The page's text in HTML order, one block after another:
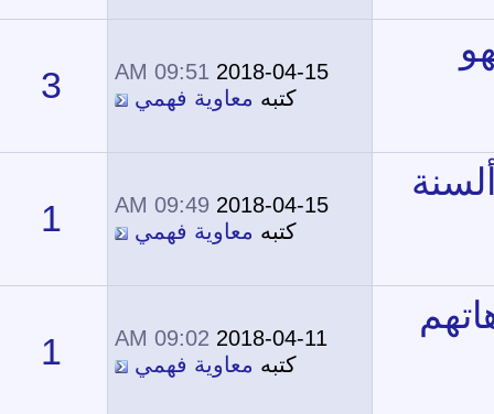
2018-04-15
09:51 AM
معاوية فهمي 3
15,089
09:49 AM
معاوية فهمي 1
12,322
2018-04-11
09:02 AM
معاوية فهمي 1
11,391